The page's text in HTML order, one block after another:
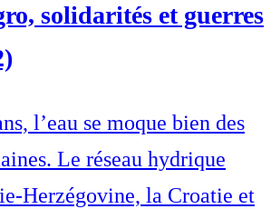
solidarités et guerres
l’eau se moque bien des
Le réseau hydrique
Herzégovine, la Croatie et